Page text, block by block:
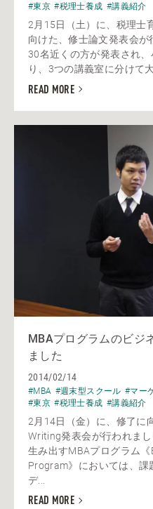
#東京 #税理士養成 #講義紹介
2月15日（土）に、税理士
向けた、修士論文発表会
30名近くの方が発表され
り、3つの講義室に分けて
READ MORE
MBAプログラムのビジ
ました
2014/02/14
#MBA #週末型スクール #マー
#東京 #税理士養成 #講義紹介
2月14日（金）に、修了に
Writing発表会が行われま
生み出すMBAプログラム
Program》においては、課
デ...
READ MORE